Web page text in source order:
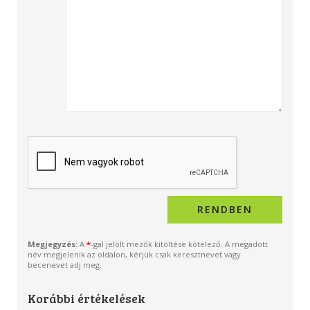
Megjegyzés: A *-gal jelölt mezők kitöltése kötelező. A megadott
név megjelenik az oldalon, kérjük csak keresztnevet vagy
becenevet adj meg.
Korábbi értékelések